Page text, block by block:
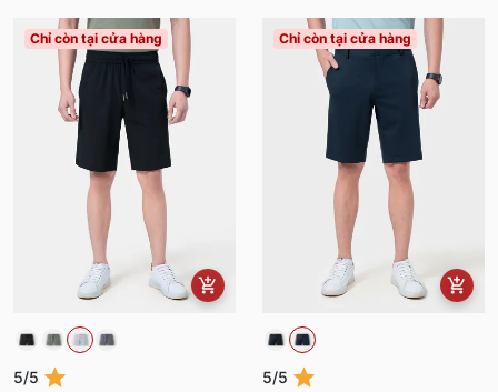
Chỉ còn tại cửa hàng
5/5
Chỉ còn tại cửa hàng
5/5